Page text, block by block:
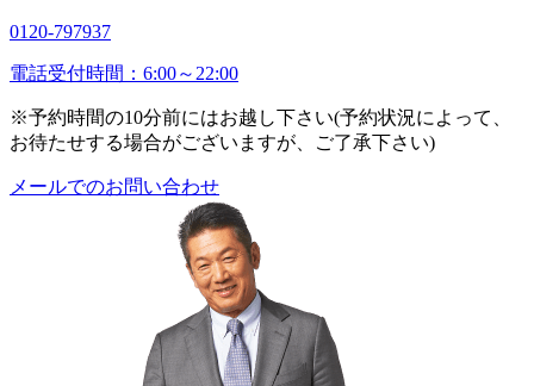
0120-797937
電話受付時間：6:00～22:00
※予約時間の10分前にはお越し下さい(予約状況によって、
お待たせする場合がございますが、ご了承下さい)
メールでのお問い合わせ